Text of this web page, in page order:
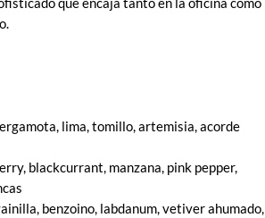
lima, tomillo, artemisia, acorde
blackcurrant, manzana, pink pepper,
benzoino, labdanum, vetiver ahumado,